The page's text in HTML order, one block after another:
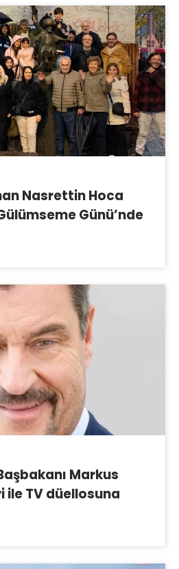
Nasrettin Hoca
Günü’nde
Markus
ile TV düellosuna